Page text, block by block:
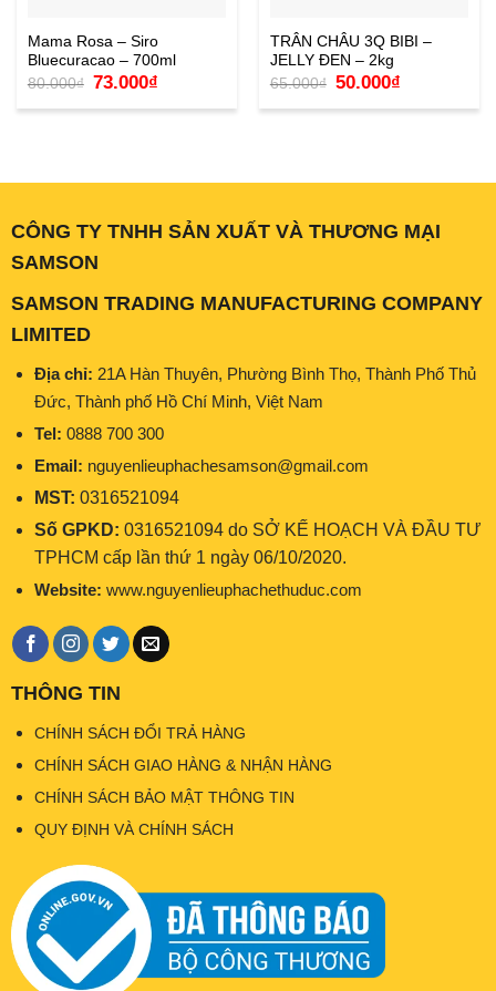
Mama Rosa – Siro
Bluecuracao – 700ml
80.000₫ Giá
gốc
là:
73.000₫Giá
tại
TRÂN CHÂU 3Q BIBI –
JELLY ĐEN – 2kg
65.000₫
Giá
gốc
là:
50.000₫Giá
tại
CÔNG TY TNHH SẢN XUẤT VÀ THƯƠNG MẠI
SAMSON
SAMSON TRADING MANUFACTURING COMPANY
LIMITED
Địa chỉ: 21A Hàn Thuyên, Phường Bình Thọ, Thành Phố Thủ
Đức, Thành phố Hồ Chí Minh, Việt Nam
Tel: 0888 700 300
Email: nguyenlieuphachesamson@gmail.com
MST: 0316521094
Số GPKD: 0316521094 do SỞ KẾ HOẠCH VÀ ĐẦU TƯ
TPHCM cấp lần thứ 1 ngày 06/10/2020.
Website: www.nguyenlieuphachethuduc.com
THÔNG TIN
CHÍNH SÁCH ĐỔI TRẢ HÀNG
CHÍNH SÁCH GIAO HÀNG & NHẬN HÀNG
CHÍNH SÁCH BẢO MẬT THÔNG TIN
QUY ĐỊNH VÀ CHÍNH SÁCH